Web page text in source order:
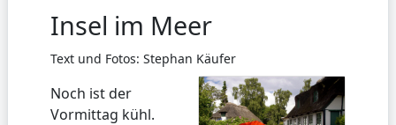
Insel im Meer
Text und Fotos: Stephan Käufer
Noch ist der
Vormittag kühl.